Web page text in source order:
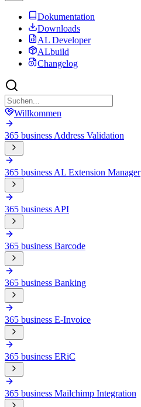
Dokumentation
Downloads
AL Developer
ALbuild
Changelog
Willkommen
365 business Address Validation
365 business AL Extension Manager
365 business API
365 business Barcode
365 business Banking
365 business E-Invoice
365 business ERiC
365 business Mailchimp Integration